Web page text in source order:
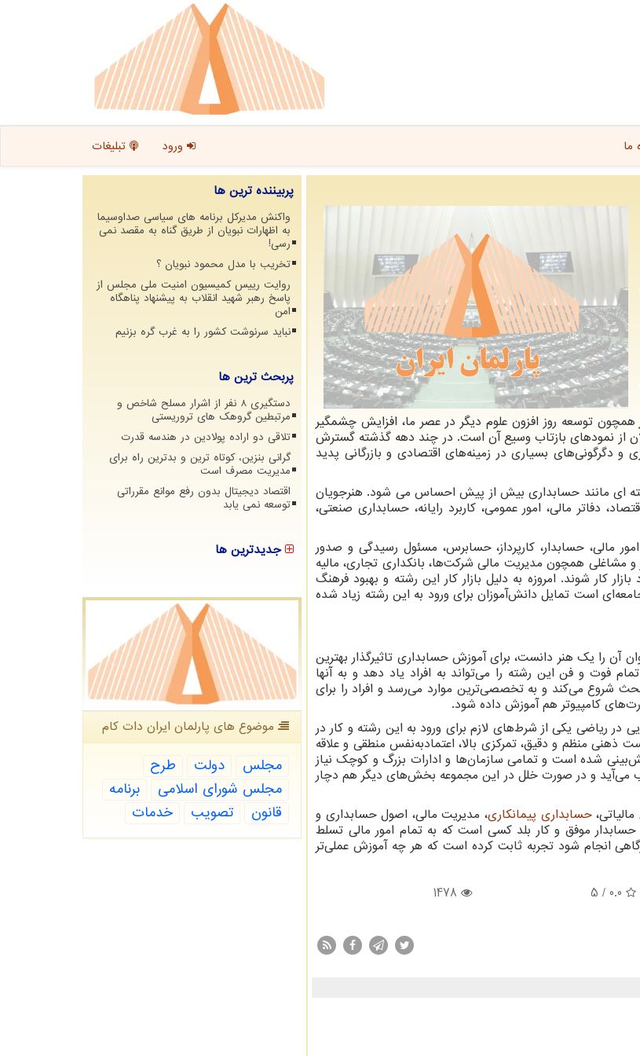
ما ورود تبلیغات
همچون توسعه روز افزون علوم دیگر در عصر ما، افزایش چشمگیر
از نمودهای بازتاب‌ وسیع آن است. در چند دهه گذشته گسترش
دگرگونی‌های بسیاری در زمینه‌های اقتصادی و بازرگانی پدید
رشته ای مانند حسابداری بیش از پیش احساس می شود. هنرجویان
دفاتر مالی، امور عمومی، کاربرد رایانه، حسابداری صنعتی،
مالی، حسابدار، کارپرداز، حسابرس، مسئول رسیدگی و صدور
مشاغلی همچون مدیریت مالی شرکت‌ها، بانکداری تجاری، مالیه
شوند. امروزه به دلیل بازار کار این رشته و بهبود فرهنگ
است تمایل دانش‌آموزان برای ورود به این رشته زیاد شده
آن را یک هنر دانست، برای آموزش حسابداری تاثیرگذار بهترین
فوت و فن این رشته را می‌تواند به افراد یاد دهد و به آنها
بحث شروع می‌کند و به تخصصیترین موارد می‌رسد و افراد را برای
کامپیوتر هم آموزش داده شود.
در ریاضی یکی از شرط‌های لازم برای ورود به این رشته و کار در
ذهنی منظم و دقیق، تمرکزی بالا، اعتمادبه‌نفس منطقی و علاقه
شده است و تمامی سازمان‌ها و ادارات بزرگ و کوچک نیاز
می‌آید و در صورت خلل در این مجموعه بخش‌های دیگر هم دچار
حسابداری پیمانکاری، مدیریت مالی، اصول حسابداری و
موفق و کار بلد کسی است که به تمام امور مالی تسلط
انجام شود تجربه ثابت کرده است که هر چه آموزش عملی‌تر
0.0
/ 5
1478
پربیننده ترین ها
واکنش مدیرکل برنامه های سیاسی صداوسیما
به اظهارات نبویان از طریق گناه به مقصد نمی
رسی!
تخریب با مدل محمود نبویان ؟
روایت رییس کمیسیون امنیت ملی مجلس از
پاسخ رهبر شهید انقلاب به پیشنهاد پناهگاه
امن
نباید سرنوشت کشور را به غرب گره بزنیم
پربحث ترین ها
دستگیری 8 نفر از اشرار مسلح شاخص و
مرتبطین گروهک های تروریستی
تلاقی دو اراده پولادین در هندسه قدرت
گرانی بنزین، کوتاه ترین و بدترین راه برای
مدیریت مصرف است
اقتصاد دیجیتال بدون رفع موانع مقرراتی
توسعه نمی یابد
جدیدترین ها
موضوع های پارلمان ایران دات كام
مجلس دولت
طرح
مجلس شورای اسلامی
برنامه
قانون
تصویب خدمات